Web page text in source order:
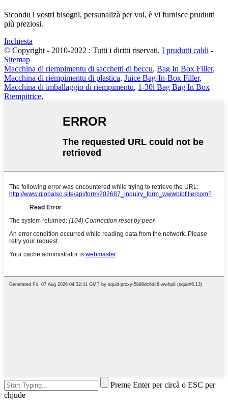
Sicondu i vostri bisogni, persunalizà per voi, è vi furnisce prudutti
più preziosi.
Inchiesta
© Copyright - 2010-2022 : Tutti i diritti riservati. I prudutti caldi -
Sitemap
Macchina di riempimentu di sacchetti di beccu, Bag In Box Filler,
Macchina di riempimentu di plastica, Juice Bag-In-Box Filler,
Macchina di imballaggio di riempimentu, 1-30l Bag Bag In Box
Riempitrice,
Preme Enter per circà o ESC per
chjude